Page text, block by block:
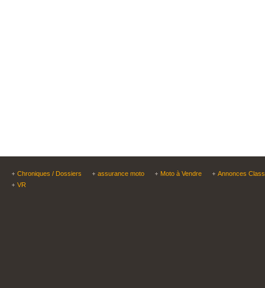
Chroniques / Dossiers assurance moto Moto à Vendre
Annonces
VR